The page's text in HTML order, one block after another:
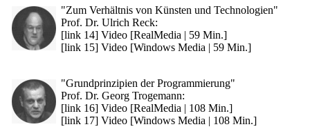
"Zum Verhältnis von Künsten und Technologien"
Prof. Dr. Ulrich Reck:
[link 14] Video [RealMedia | 59 Min.]
[link 15] Video [Windows Media | 59 Min.]
"Grundprinzipien der Programmierung"
Prof. Dr. Georg Trogemann:
[link 16] Video [RealMedia | 108 Min.]
[link 17] Video [Windows Media | 108 Min.]